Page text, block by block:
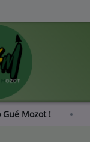
Radio Gué Mozot !